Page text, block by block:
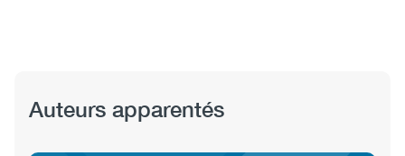
Auteurs apparentés